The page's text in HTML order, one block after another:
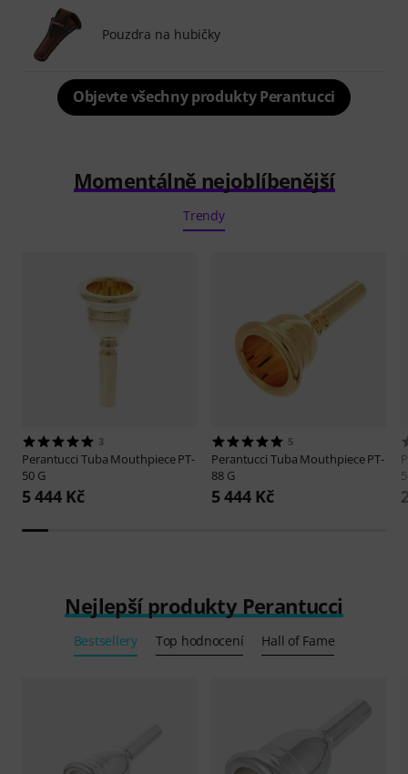
Pouzdra na hubičky
Objevte všechny produkty Perantucci
Momentálně nejoblíbenější
Trendy
3
Perantucci Tuba Mouthpiece PT-
50 G
5 444 Kč
5
Perantucci Tuba Mouthpiece PT-
88 G
5 444 Kč
Nejlepší produkty Perantucci
Bestsellery Top hodnocení Hall of Fame